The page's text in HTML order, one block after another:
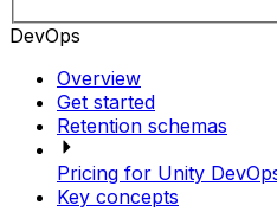
DevOps
Overview
Get started
Retention schemas
Pricing for Unity
Key concepts